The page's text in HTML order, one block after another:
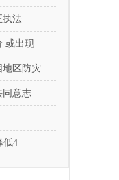
执法
或出现
地区防灾
同意志
低4